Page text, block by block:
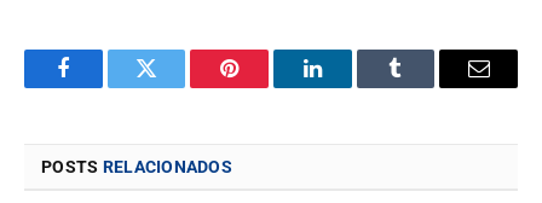
FacebookTwitter Pinterest LinkedInTumblr Email
POSTS RELACIONADOS